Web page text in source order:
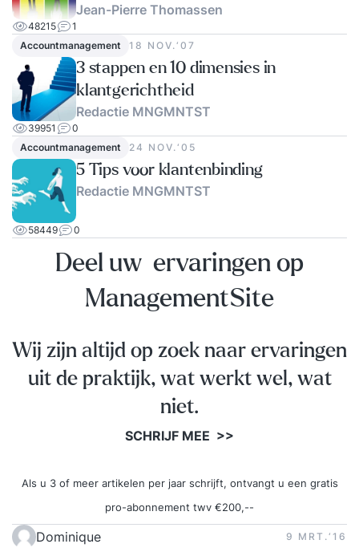
Jean-Pierre Thomassen
48215
1
Accountmanagement
18 NOV.‘07
3 stappen en 10 dimensies in
klantgerichtheid
Redactie MNGMNTST
39951
0
Accountmanagement
24 NOV.‘05
5 Tips voor klantenbinding
Redactie MNGMNTST
58449 0
Deel uw ervaringen op
ManagementSite
Wij zijn altijd op zoek naar ervaringen
uit de praktijk, wat werkt wel, wat
niet.
SCHRIJF MEE >>
Als u 3 of meer artikelen per jaar schrijft, ontvangt u een gratis
pro-abonnement twv €200,--
Dominique 9 MRT.‘16